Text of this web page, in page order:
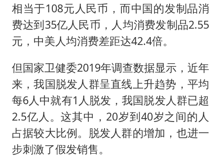
相当于108元人民币，而中国的发制品消
费达到35亿人民币，人均消费发制品2.55
元，中美人均消费差距达42.4倍。
但国家卫健委2019年调查数据显示，近年
来，我国脱发人群呈直线上升趋势，平均
每6人中就有1人脱发，我国脱发人群已超
2.5亿人。这其中，20岁到40岁之间的人
占据较大比例。脱发人群的增加，也进一
步刺激了假发销售。